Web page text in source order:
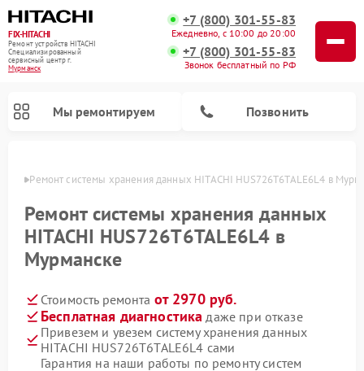
FIX-HITACHI
Ремонт устройств HITACHI
Специализированный
cервисный центр г.
Мурманск
+7 (800) 301-55-83
Ежедневно, с 10:00 до 20:00
+7 (800) 301-55-83
Звонок бесплатный по РФ
Мы ремонтируем Позвонить
Ремонт системы хранения данных HITACHI HUS726T6TALE6L4 в
Ремонт системы хранения данных
HITACHI HUS726T6TALE6L4 в
Мурманске
Стоимость ремонта от 2970 руб.
Бесплатная диагностика даже при отказе
Привезем и увезем систему хранения данных
HITACHI HUS726T6TALE6L4 сами
Гарантия на наши работы по ремонту систем